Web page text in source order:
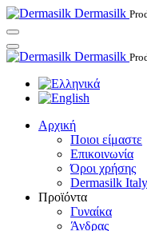
Dermasilk
Dermasilk
Αρχική
Ποιοι είμαστε
Επικοινωνία
Όροι χρήσης
Dermasilk Italy
Προϊόντα
Γυναίκα
Άνδρας